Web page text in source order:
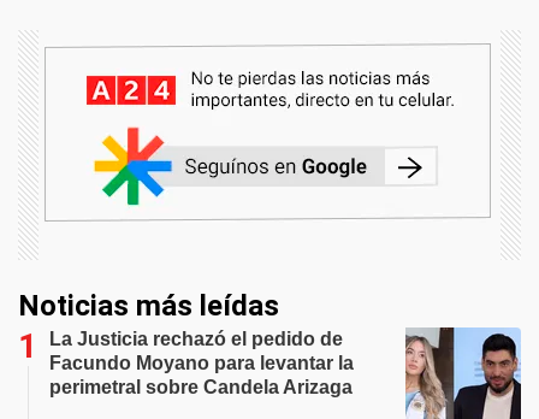
Noticias más leídas
La Justicia rechazó el pedido de
Facundo Moyano para levantar la
perimetral sobre Candela Arizaga